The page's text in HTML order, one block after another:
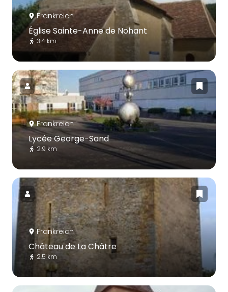
Frankreich
Église Sainte-Anne de Nohant
3.4 km
Frankreich
Lycée George-Sand
2.9 km
Frankreich
Château de La Châtre
2.5 km